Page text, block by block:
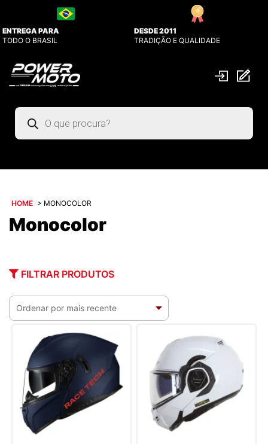
ENTREGA PARA
TODO O BRASIL
DESDE 2011
TRADIÇÃO E QUALIDADE
Pesquisar
produtos
HOME > MONOCOLOR
Monocolor
FILTRAR PRODUTOS